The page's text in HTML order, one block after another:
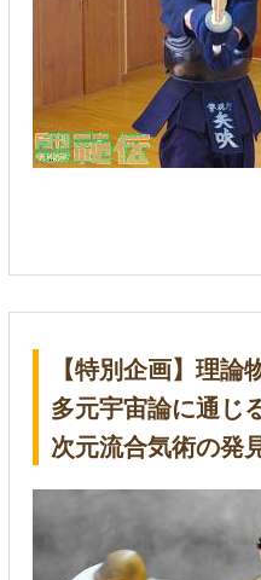
【特別企画】理
多元宇宙論に通じ
次元流合気術の発